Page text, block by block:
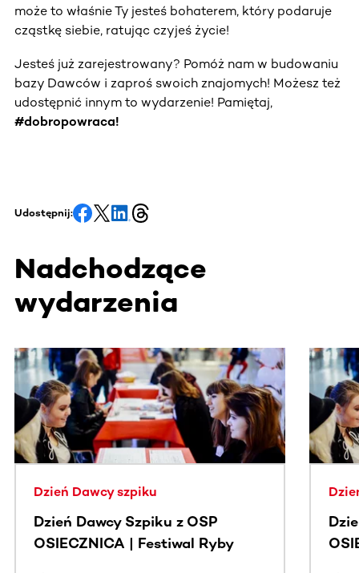
może to właśnie Ty jesteś bohaterem, który podaruje
cząstkę siebie, ratując czyjeś życie!
Jesteś już zarejestrowany? Pomóż nam w budowaniu
bazy Dawców i zaproś swoich znajomych! Możesz też
udostępnić innym to wydarzenie! Pamiętaj,
#dobropowraca!
Udostępnij:
Nadchodzące
wydarzenia
Ta sekcja zawiera treści przewijane w poziomie. Użyj
Dzień Dawcy szpiku
Dzień Dawcy Szpiku z OSP
OSIECZNICA | Festiwal Ryby